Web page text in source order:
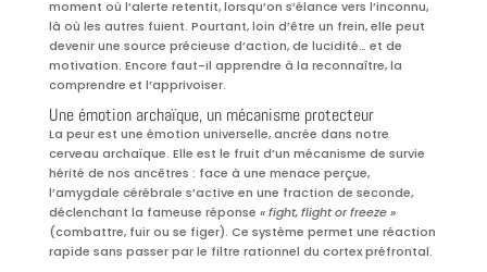
moment où l’alerte retentit, lorsqu’on s’élance vers l’inconnu,
là où les autres fuient. Pourtant, loin d’être un frein, elle peut
devenir une source précieuse d’action, de lucidité… et de
motivation. Encore faut-il apprendre à la reconnaître, la
comprendre et l’apprivoiser.
Une émotion archaïque, un mécanisme protecteur
La peur est une émotion universelle, ancrée dans notre
cerveau archaïque. Elle est le fruit d’un mécanisme de survie
hérité de nos ancêtres : face à une menace perçue,
l’amygdale cérébrale s’active en une fraction de seconde,
déclenchant la fameuse réponse « fight, flight or freeze »
(combattre, fuir ou se figer). Ce système permet une réaction
rapide sans passer par le filtre rationnel du cortex préfrontal.